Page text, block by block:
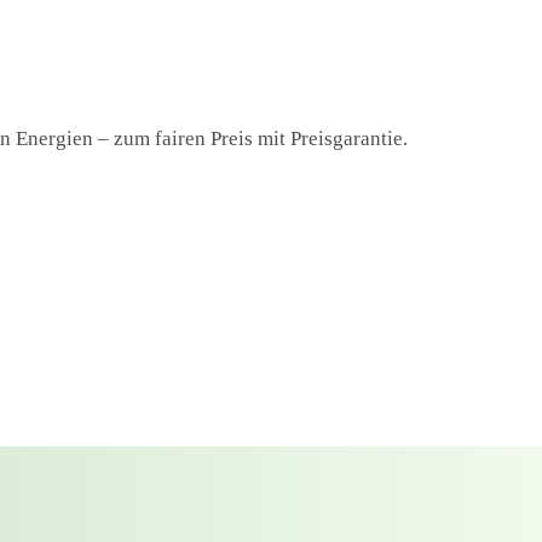
– zum fairen Preis mit Preisgarantie.